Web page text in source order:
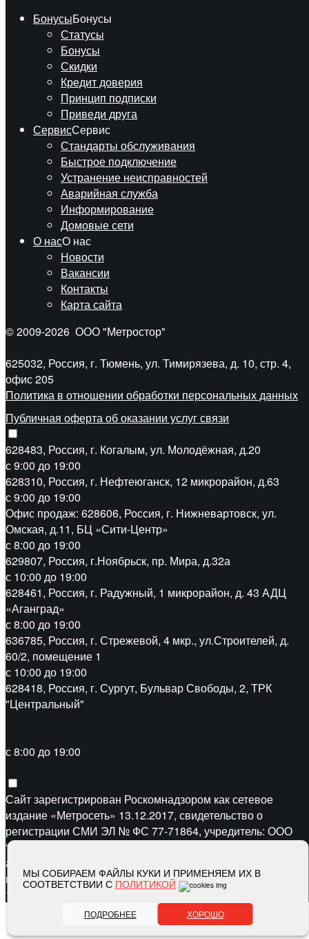
БонусыБонусы
Статусы
Бонусы
Скидки
Кредит доверия
Принцип подписки
Приведи друга
СервисСервис
Стандарты обслуживания
Быстрое подключение
Устранение неисправностей
Аварийная служба
Информирование
Домовые сети
О насО нас
Новости
Вакансии
Контакты
Карта сайта
© 2009-2026 ООО "Метростор"
625032, Россия, г. Тюмень, ул. Тимирязева, д. 10, стр. 4,
офис 205
Политика в отношении обработки персональных данных
Публичная оферта об оказании услуг связи
628483, Россия, г. Когалым, ул. Молодёжная, д.20
с 9:00 до 19:00
628310, Россия, г. Нефтеюганск, 12 микрорайон, д.63
с 9:00 до 19:00
Офис продаж: 628606, Россия, г. Нижневартовск, ул.
Омская, д.11, БЦ «Сити-Центр»
с 8:00 до 19:00
629807, Россия, г.Ноябрьск, пр. Мира, д.32а
с 10:00 до 19:00
628461, Россия, г. Радужный, 1 микрорайон, д. 43 АДЦ
«Аганград»
с 8:00 до 19:00
636785, Россия, г. Стрежевой, 4 мкр., ул.Строителей, д.
60/2, помещение 1
с 10:00 до 19:00
628418, Россия, г. Сургут, Бульвар Свободы, 2, ТРК
"Центральный"
с 8:00 до 19:00
Сайт зарегистрирован Роскомнадзором как сетевое
издание «Метросеть» 13.12.2017, свидетельство о
регистрации СМИ ЭЛ № ФС 77-71864, учредитель: ООО
“Метросеть“, главный редактор: Ермошин С.Н.,
адрес электронной почты редакции:
номер телефона редакции:(3466) 67-89-11
16+
МЫ СОБИРАЕМ ФАЙЛЫ КУКИ И ПРИМЕНЯЕМ ИХ В
СООТВЕТСТВИИ С ПОЛИТИКОЙ
ПОДРОБНЕЕ ХОРОШО